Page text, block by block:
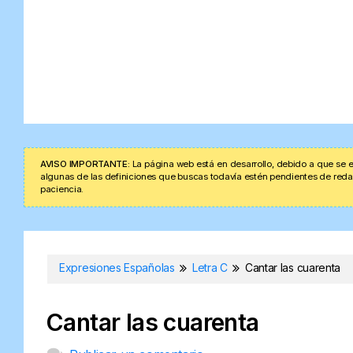
AVISO IMPORTANTE: La página web está en desarrollo, debido a que
algunas de las definiciones que buscas todavía estén pendientes de
paciencia.
Expresiones Españolas Letra C Cantar las cuarenta
Cantar las cuarenta